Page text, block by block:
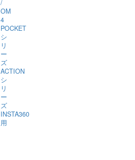
/
OM
4
POCKET
シ
リ
ー
ズ
ACTION
シ
リ
ー
ズ
INSTA360
用